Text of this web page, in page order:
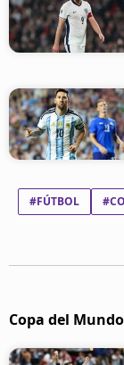
#FÚTBOL
Copa del Mundo